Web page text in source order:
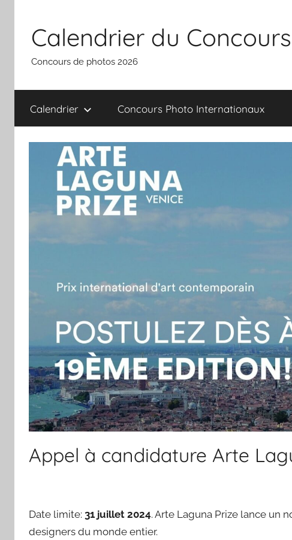
contenu
Calendrier du
Concours de photos 2026
Calendrier Concours Photo Internationaux
Appel à candidature Arte
Date limite: 31 juillet 2024. Arte Laguna Prize lance un
designers du monde entier.